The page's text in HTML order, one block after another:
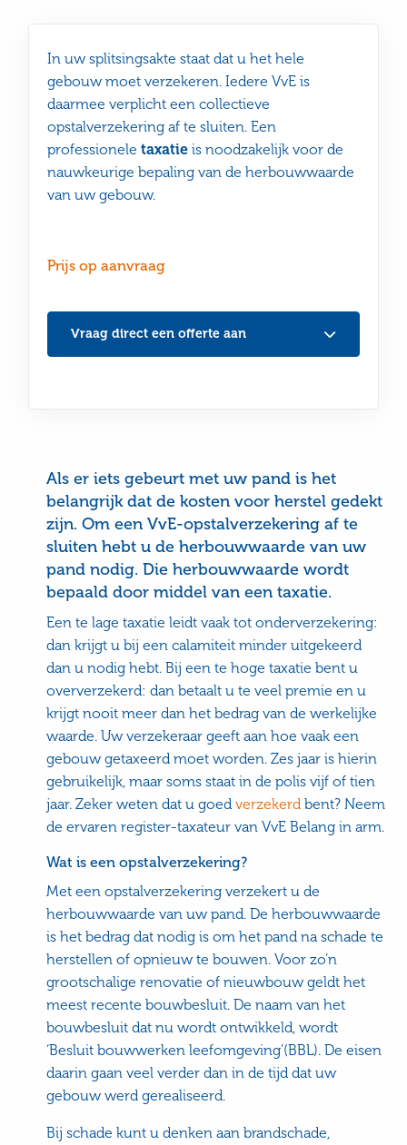
In uw splitsingsakte staat dat u het hele
gebouw moet verzekeren. Iedere VvE is
daarmee verplicht een collectieve
opstalverzekering af te sluiten. Een
professioneletaxatie is noodzakelijk voor de
nauwkeurige bepaling van de herbouwwaarde
van uw gebouw.
Prijs op aanvraag
Vraag direct een offerte aan
Als er iets gebeurt met uw pand is het
belangrijk dat de kosten voor herstel gedekt
zijn. Om een VvE-opstalverzekering af te
sluiten hebt u de herbouwwaarde van uw
pand nodig. Die herbouwwaarde wordt
bepaald door middel van een taxatie.
Een te lage taxatie leidt vaak tot onderverzekering:
dan krijgt u bij een calamiteit minder uitgekeerd
dan u nodig hebt. Bij een te hoge taxatie bent u
oververzekerd: dan betaalt u te veel premie en u
krijgt nooit meer dan het bedrag van de werkelijke
waarde. Uw verzekeraar geeft aan hoe vaak een
gebouw getaxeerd moet worden. Zes jaar is hierin
gebruikelijk, maar soms staat in de polis vijf of tien
jaar. Zeker weten dat u goedverzekerd bent? Neem
de ervaren register-taxateur van VvE Belang in arm.
Wat is een opstalverzekering?
Met een opstalverzekering verzekert u de
herbouwwaarde van uw pand. De herbouwwaarde
is het bedrag dat nodig is om het pand na schade te
herstellen of opnieuw te bouwen. Voor zo’n
grootschalige renovatie of nieuwbouw geldt het
meest recente bouwbesluit. De naam van het
bouwbesluit dat nu wordt ontwikkeld, wordt
‘Besluit bouwwerken leefomgeving’(BBL). De eisen
daarin gaan veel verder dan in de tijd dat uw
gebouw werd gerealiseerd.
Bij schade kunt u denken aan brandschade,